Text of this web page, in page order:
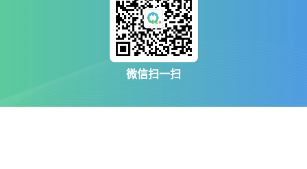
微信扫一扫